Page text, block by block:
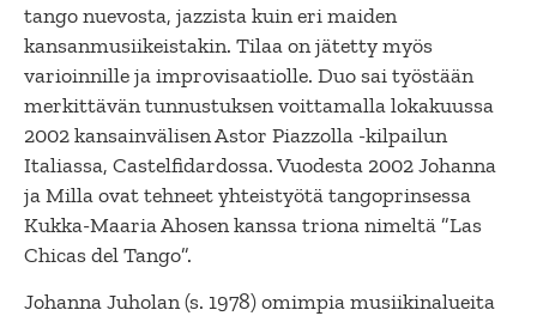
tango nuevosta, jazzista kuin eri maiden
kansanmusiikeistakin. Tilaa on jätetty myös
varioinnille ja improvisaatiolle. Duo sai työstään
merkittävän tunnustuksen voittamalla lokakuussa
2002 kansainvälisen Astor Piazzolla -kilpailun
Italiassa, Castelfidardossa. Vuodesta 2002 Johanna
ja Milla ovat tehneet yhteistyötä tangoprinsessa
Kukka-Maaria Ahosen kanssa triona nimeltä ”Las
Chicas del Tango”.
Johanna Juholan (s. 1978) omimpia musiikinalueita